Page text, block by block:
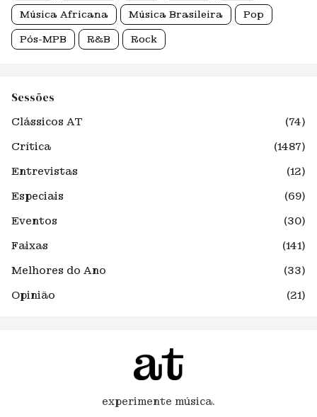
Música Africana Música Brasileira Pop
Pós-MPB R&B Rock
Sessões
Clássicos AT
(74)
Crítica
(1487)
Entrevistas
(12)
Especiais
(69)
Eventos
(30)
Faixas
(141)
Melhores do Ano
(33)
Opinião
(21)
experimente música.